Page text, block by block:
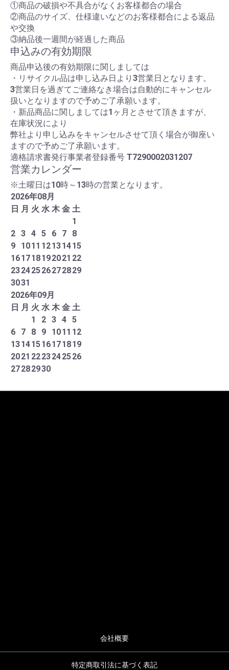
①商品の破損や不具合がなくお客様都合の場合
②商品のサイズ、仕様違いなどのお客様都合による返品
や交換
③納品後一週間が経過した商品
申込みの有効期限
商品申込後の有効期限に関しましては
・リサイクル品は申し込み日より3営業日となります。
3営業日を過ぎてご連絡なき場合は自動的にキャンセル
扱いとなりますので予めご了承願います。
・新品商品に関しましては1ヶ月とさせて頂きますが、
在庫状況により
弊社より申し込みをキャンセルさせて頂く場合が御座い
ますので予めご了承願います。
適格請求書発行事業者登録番号 T7290002031207
営業カレンダー
※土曜日は10時～13時の営業となります。
2026年08月
日 月 火 水 木 金 土
1
2 3 4 5 6 7
8
9
1011 12131415
161718192021 22
23242526272829
3031
2026年09月
日 月 火 水 木 金 土
1
2 3 4 5
6
7 8 9 1011 12
13141516171819
2021 2223242526
27282930
会社概要
特定商取引法に基づく表記